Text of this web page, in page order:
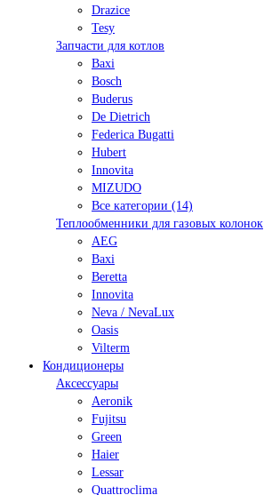
Drazice
Tesy
Запчасти для котлов
Baxi
Bosch
Buderus
De Dietrich
Federica Bugatti
Hubert
Innovita
MIZUDO
Все категории (14)
Теплообменники для газовых колонок
AEG
Baxi
Beretta
Innovita
Neva / NevaLux
Oasis
Vilterm
Кондиционеры
Аксессуары
Aeronik
Fujitsu
Green
Haier
Lessar
Quattroclima